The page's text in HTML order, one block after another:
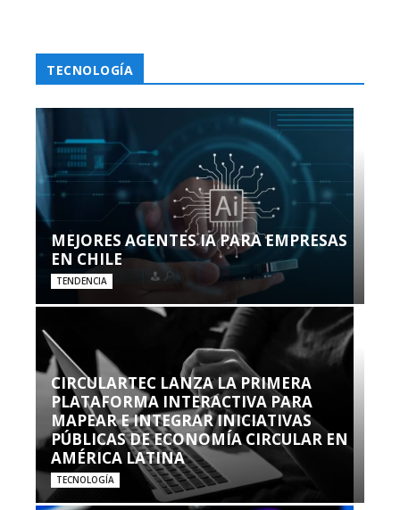
TECNOLOGÍA
MEJORES AGENTES IA PARA EMPRESAS
EN CHILE
TENDENCIA
CIRCULARTEC LANZA LA PRIMERA
PLATAFORMA INTERACTIVA PARA
MAPEAR E INTEGRAR INICIATIVAS
PÚBLICAS DE ECONOMÍA CIRCULAR EN
AMÉRICA LATINA
TECNOLOGÍA